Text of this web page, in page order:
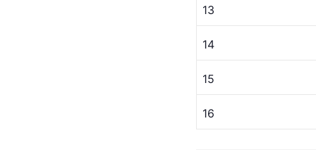
13
14
15
16